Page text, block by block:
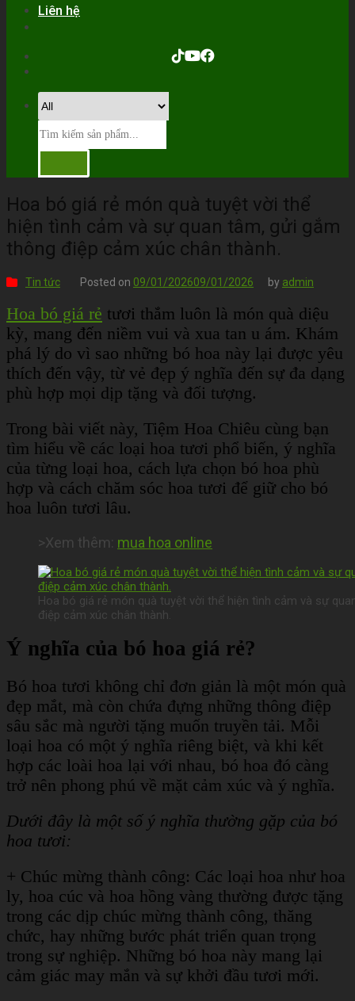
Liên hệ
Hoa bó giá rẻ món quà tuyệt vời thể
hiện tình cảm và sự quan tâm, gửi gắm
thông điệp cảm xúc chân thành.
Tin tức Posted on 09/01/202609/01/2026 by admin
Hoa bó giá rẻ tươi thắm luôn là món quà diệu
kỳ, mang đến niềm vui và xua tan u ám. Khám
phá lý do vì sao những bó hoa này lại được yêu
thích đến vậy, từ vẻ đẹp ý nghĩa đến sự đa dạng
phù hợp mọi dịp tặng và đối tượng.
Trong bài viết này, Tiệm Hoa Chiêu cùng bạn
tìm hiểu về các loại hoa tươi phổ biến, ý nghĩa
của từng loại hoa, cách lựa chọn bó hoa phù
hợp và cách chăm sóc hoa tươi để giữ cho bó
hoa luôn tươi lâu.
>Xem thêm: mua hoa online
Hoa bó giá rẻ món quà tuyệt vời thể hiện tình cảm và sự
điệp cảm xúc chân thành.
Ý nghĩa của bó hoa giá rẻ?
Bó hoa tươi không chỉ đơn giản là một món quà
đẹp mắt, mà còn chứa đựng những thông điệp
sâu sắc mà người tặng muốn truyền tải. Mỗi
loại hoa có một ý nghĩa riêng biệt, và khi kết
hợp các loài hoa lại với nhau, bó hoa đó càng
trở nên phong phú về mặt cảm xúc và ý nghĩa.
Dưới đây là một số ý nghĩa thường gặp của bó
hoa tươi:
+ Chúc mừng thành công: Các loại hoa như hoa
ly, hoa cúc và hoa hồng vàng thường được tặng
trong các dịp chúc mừng thành công, thăng
chức, hay những bước phát triển quan trọng
trong sự nghiệp. Những bó hoa này mang lại
cảm giác may mắn và sự khởi đầu tươi mới.